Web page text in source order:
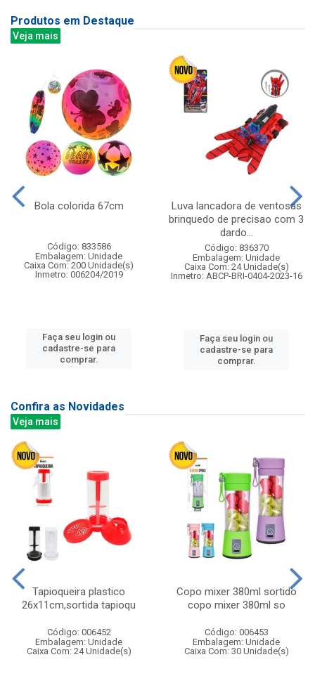
Produtos em Destaque
Veja mais
Bola colorida 67cm
Código: 833586
Embalagem: Unidade
Caixa Com: 200 Unidade(s)
Inmetro: 006204/2019
Faça seu login ou
cadastre-se para
comprar.
Luva lancadora de ventosas
brinquedo de precisao com 3
dardo...
Código: 836370
Embalagem: Unidade
Caixa Com: 24 Unidade(s)
Inmetro: ABCP-BRI-0404-2023-16
Faça seu login ou
cadastre-se para
comprar.
Confira as Novidades
Veja mais
Tapioqueira plastico
26x11cm,sortida tapioqu
Código: 006452
Embalagem: Unidade
Caixa Com: 24 Unidade(s)
Copo mixer 380ml sortido
copo mixer 380ml so
Código: 006453
Embalagem: Unidade
Caixa Com: 30 Unidade(s)